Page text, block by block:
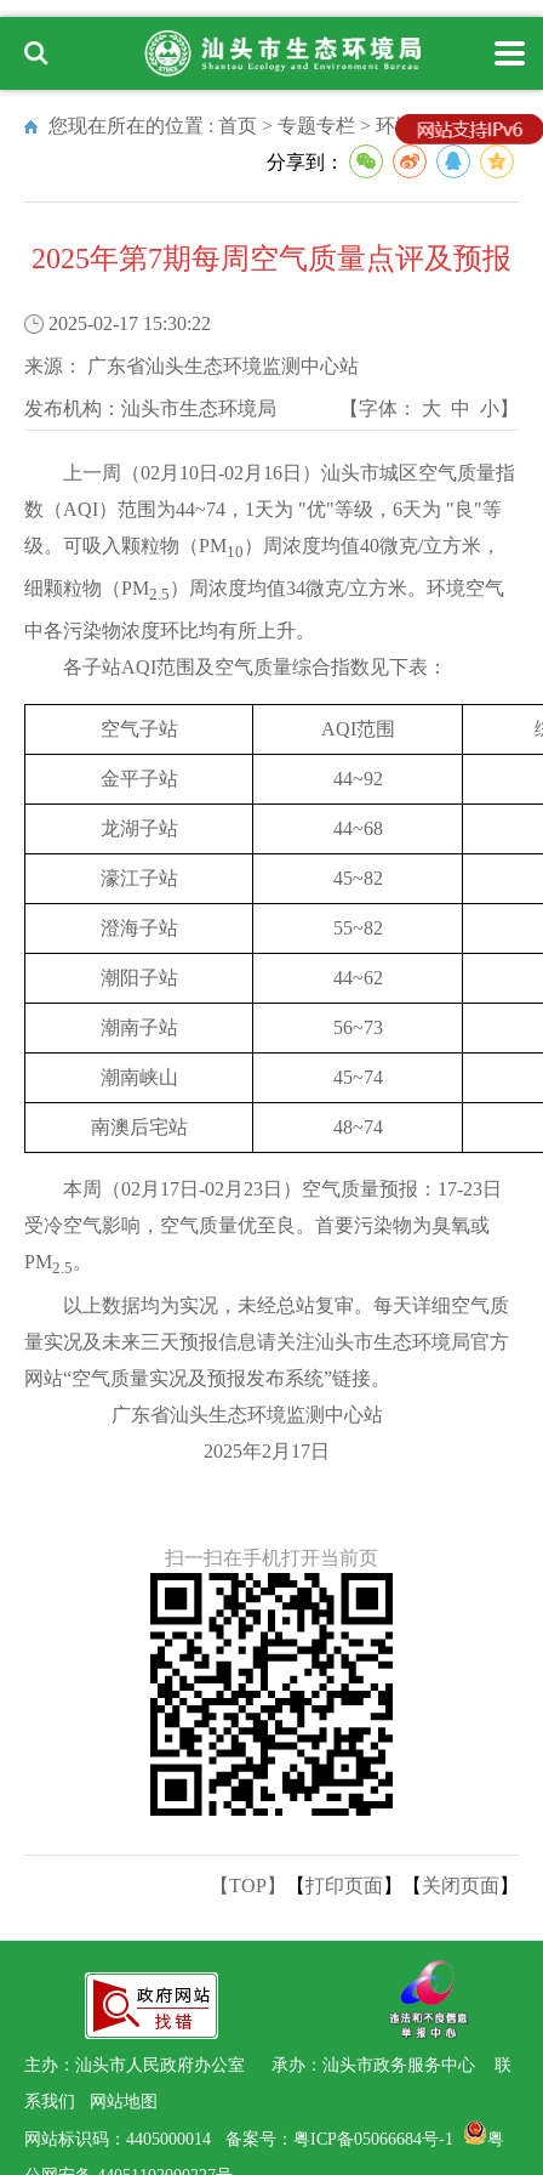
您现在所在的位置 : 首页 > 专题专栏 > 环境质量状况
分享到：
2025年第7期每周空气质量点评及预报
2025-02-17 15:30:22
来源： 广东省汕头生态环境监测中心站
发布机构： 汕头市生态环境局 【字体： 大 中 小】
上一周（02月10日-02月16日）汕头市城区空气质量指
数（AQI）范围为44~74，1天为 "优"等级，6天为 "良"等
级。可吸入颗粒物（PM10 ）周浓度均值40微克/立方米，
细颗粒物（PM2.5 ）周浓度均值34微克/立方米。环境空气
中各污染物浓度环比均有所上升。
各子站AQI范围及空气质量综合指数见下表：
空气子站 AQI范围
金平子站 44~92
龙湖子站 44~68
濠江子站 45~82
澄海子站 55~82
潮阳子站 44~62
潮南子站 56~73
潮南峡山 45~74
南澳后宅站 48~74
本周（02月17日-02月23日）空气质量预报：17-23日
受冷空气影响，空气质量优至良。首要污染物为臭氧或
PM2.5 。
以上数据均为实况，未经总站复审。每天详细空气质
量实况及未来三天预报信息请关注汕头市生态环境局官方
网站“空气质量实况及预报发布系统”链接。
广东省汕头生态环境监测中心站
2025年2月17日
扫一扫在手机打开当前页
【TOP】 【打印页面】【 关闭页面】
主办：汕头市人民政府办公室 承办：汕头市政务服务中心 联
系我们
网站地图
网站标识码：4405000014 备案号：粤ICP备05066684号-1
粤